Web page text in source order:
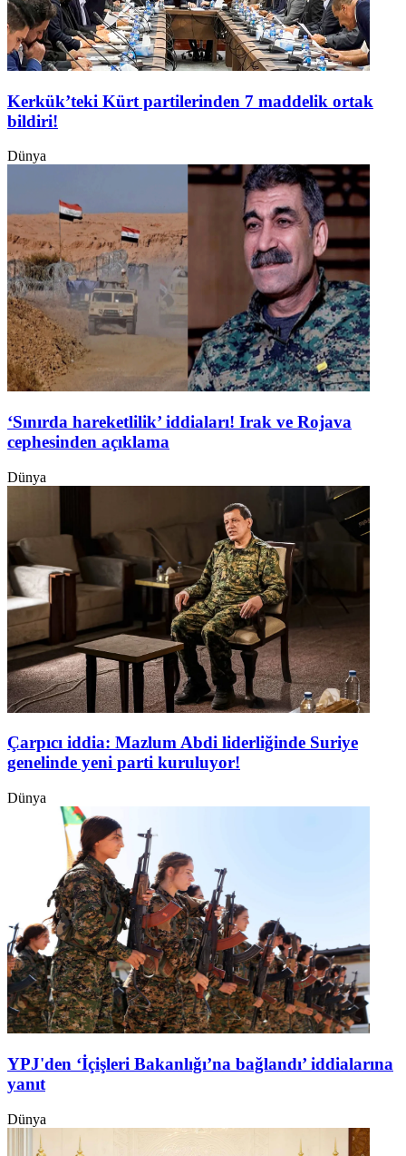
Kerkük’teki Kürt partilerinden 7 maddelik ortak
bildiri!
Dünya
‘Sınırda hareketlilik’ iddiaları! Irak ve Rojava
cephesinden açıklama
Dünya
Çarpıcı iddia: Mazlum Abdi liderliğinde Suriye
genelinde yeni parti kuruluyor!
Dünya
YPJ'den ‘İçişleri Bakanlığı’na bağlandı’ iddialarına
yanıt
Dünya